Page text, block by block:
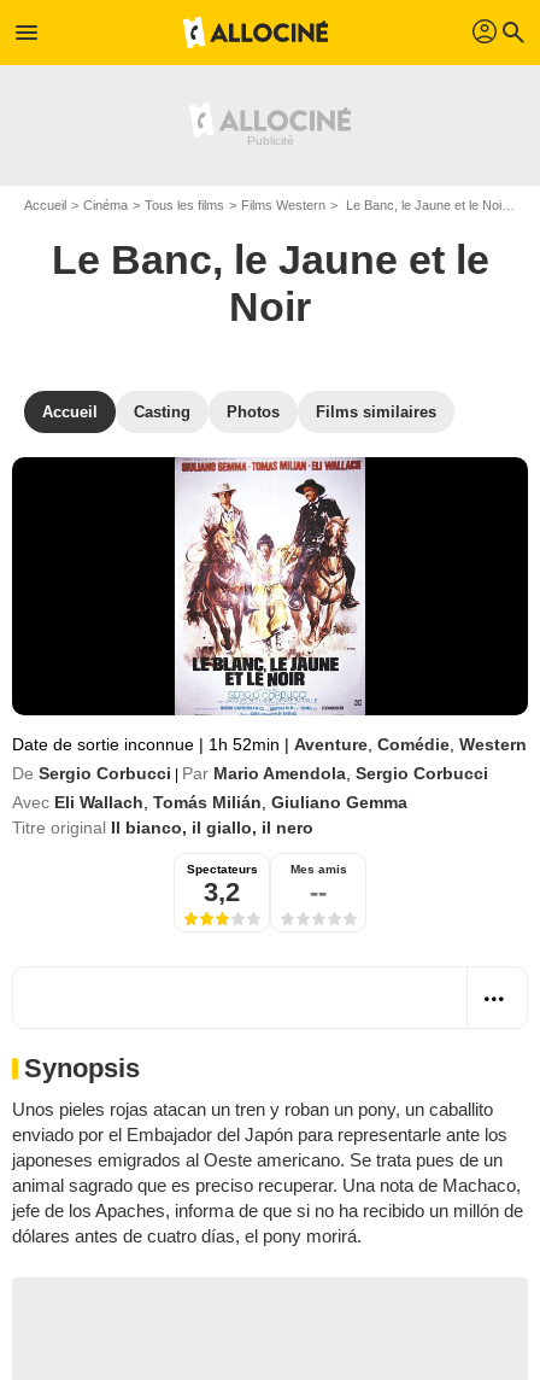
menu profil search
Accueil Cinéma Tous les films Films Western Le Banc, le Jaune et le Noir de Sergio Corbucci
Le Banc, le Jaune et le
Noir
Accueil Casting Photos Films similaires
Date de sortie inconnue | 1h 52min | Aventure Comédie Western
De Sergio Corbucci Par Mario Amendola Sergio Corbucci
Avec Eli Wallach Tomás Milián Giuliano Gemma
Titre original Il bianco, il giallo, il nero
Spectateurs
3,2
Mes amis
--
Synopsis
Unos pieles rojas atacan un tren y roban un pony, un caballito
enviado por el Embajador del Japón para representarle ante los
japoneses emigrados al Oeste americano. Se trata pues de un
animal sagrado que es preciso recuperar. Una nota de Machaco,
jefe de los Apaches, informa de que si no ha recibido un millón de
dólares antes de cuatro días, el pony morirá.